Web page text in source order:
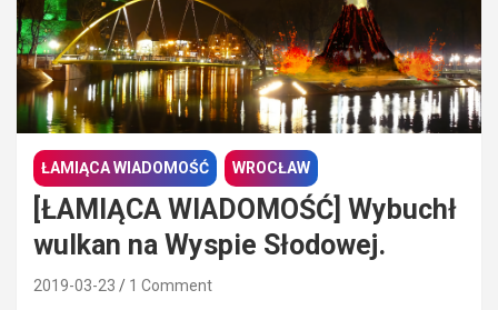
ŁAMIĄCA WIADOMOŚĆ WROCŁAW
[ŁAMIĄCA WIADOMOŚĆ] Wybuchł
wulkan na Wyspie Słodowej.
2019-03-23 1 Comment